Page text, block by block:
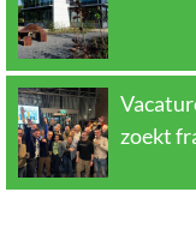
zoekt